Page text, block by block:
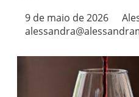
9 de maio de 2026